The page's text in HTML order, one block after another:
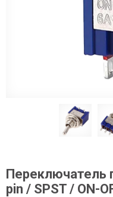
Переключатель
pin / SPST / ON-